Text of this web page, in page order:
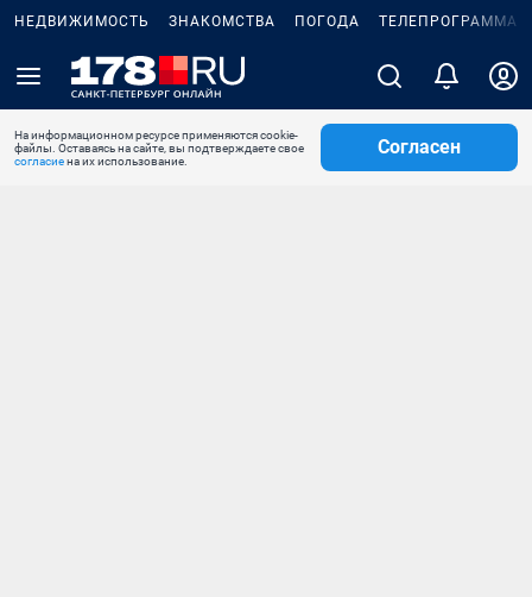
НЕДВИЖИМОСТЬ ЗНАКОМСТВА ПОГОДА ТЕЛЕПРОГРАММА
На информационном ресурсе применяются cookie-
файлы. Оставаясь на сайте, вы подтверждаете свое
согласиена их использование.
Согласен